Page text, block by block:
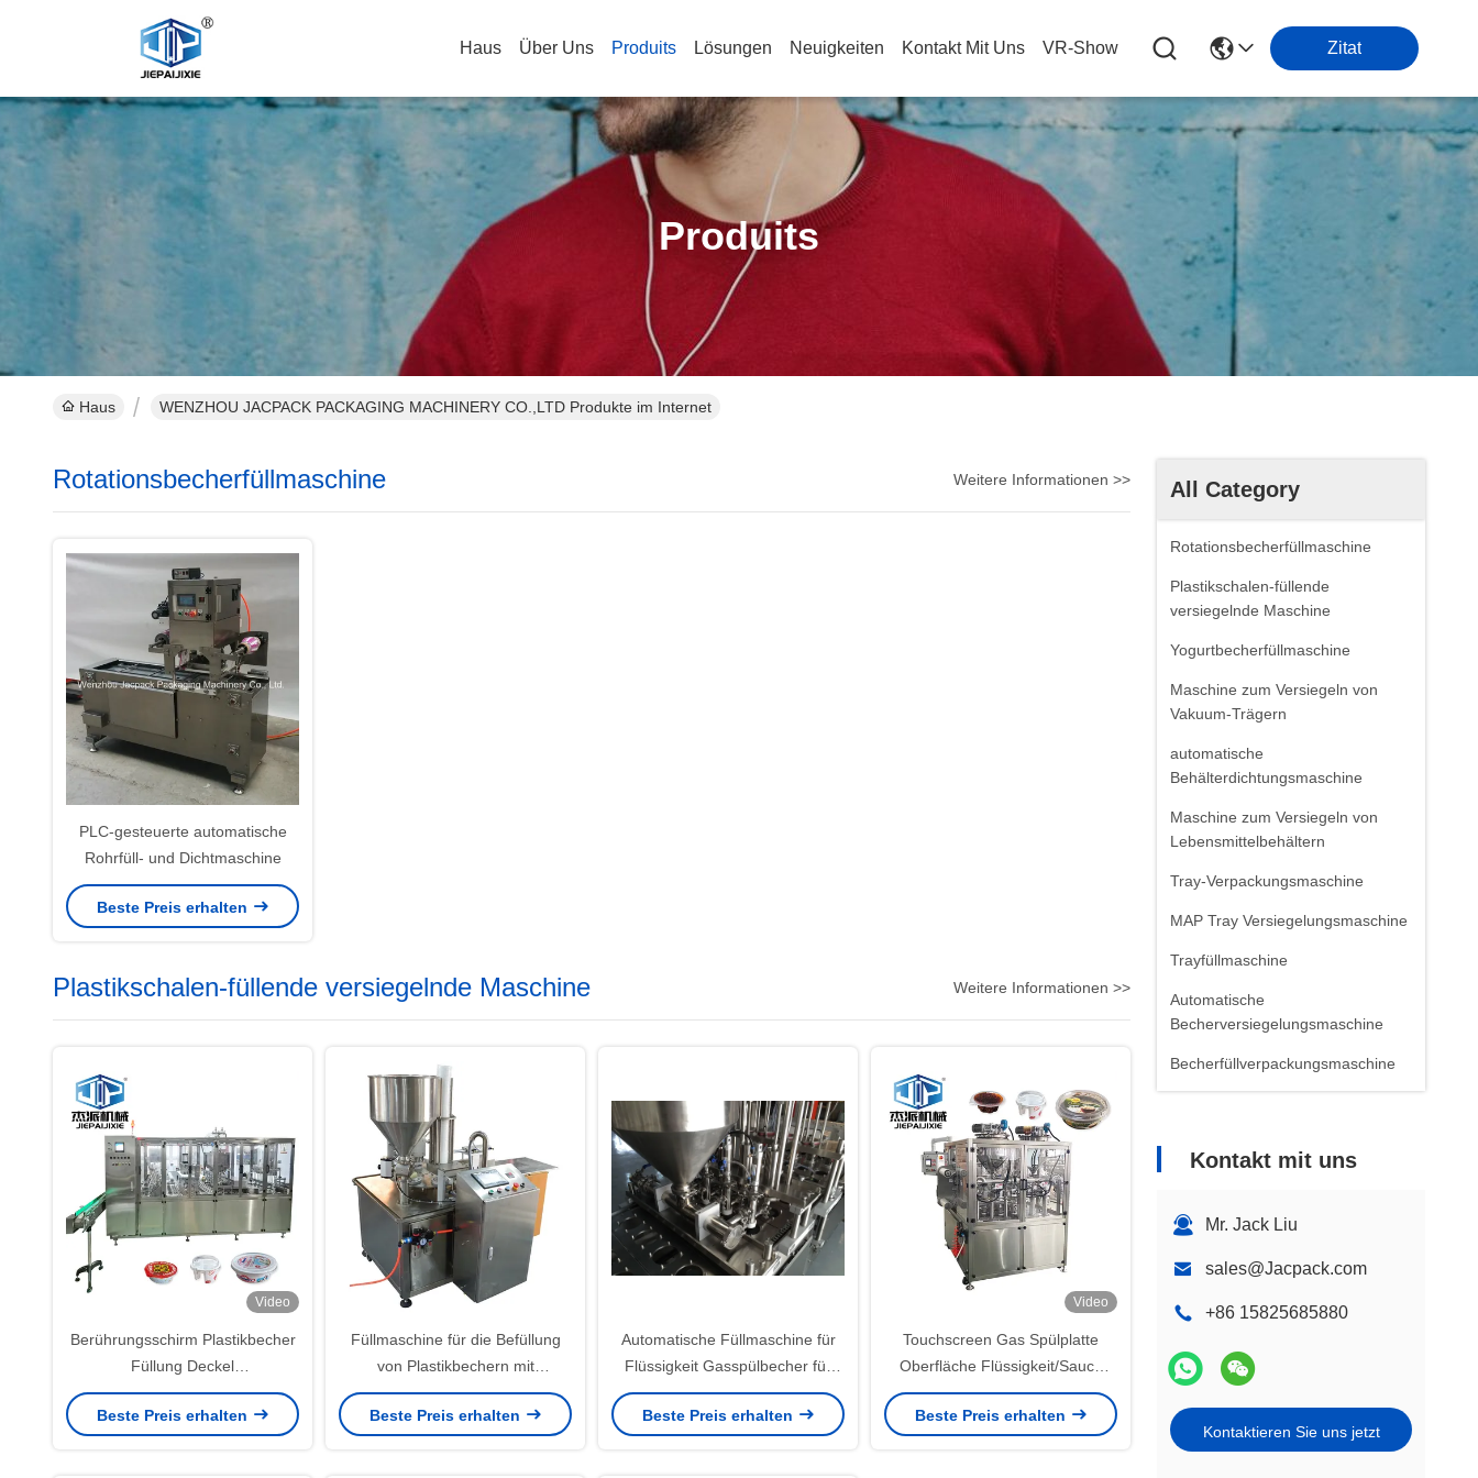
Haus Über Uns Produits Lösungen Neuigkeiten Kontakt Mit Uns VR-Show Zitat
Produits
Haus WENZHOU JACPACK PACKAGING MACHINERY CO.,LTD Produkte im Internet
All Category
Rotationsbecherfüllmaschine
Plastikschalen-füllende
versiegelnde Maschine
Yogurtbecherfüllmaschine
Maschine zum Versiegeln von
Vakuum-Trägern
automatische
Behälterdichtungsmaschine
Maschine zum Versiegeln von
Lebensmittelbehältern
Tray-Verpackungsmaschine
MAP Tray Versiegelungsmaschine
Trayfüllmaschine
Automatische
Becherversiegelungsmaschine
Becherfüllverpackungsmaschine
Kontakt mit uns
Mr. Jack Liu
sales@Jacpack.com
+86 15825685880
Kontaktieren Sie uns jetzt
Rotationsbecherfüllmaschine Weitere Informationen >>
PLC-gesteuerte automatische
Rohrfüll- und Dichtmaschine
Beste Preis erhalten
Plastikschalen-füllende versiegelnde Maschine Weitere Informationen >>
Video
Berührungsschirm Plastikbecher
Füllung Deckel
Versiegelungsmaschine für
flüssige Lebensmittelgetränke
Beste Preis erhalten
Füllmaschine für die Befüllung
von Plastikbechern mit
Touchscreen für
Flüssigkeits-/Sauceverpackungen
Beste Preis erhalten
Automatische Füllmaschine für
Flüssigkeit Gasspülbecher für
Lebensmittelverpackungen
Beste Preis erhalten
Video
Touchscreen Gas Spülplatte
Oberfläche Flüssigkeit/Sauce
Füllung Versiegelungsmaschine
für Lebensmittelverpackungen
Beste Preis erhalten